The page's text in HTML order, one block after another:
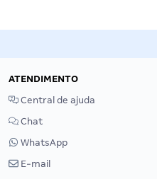
ATENDIMENTO
Central de ajuda
Chat
WhatsApp
E-mail